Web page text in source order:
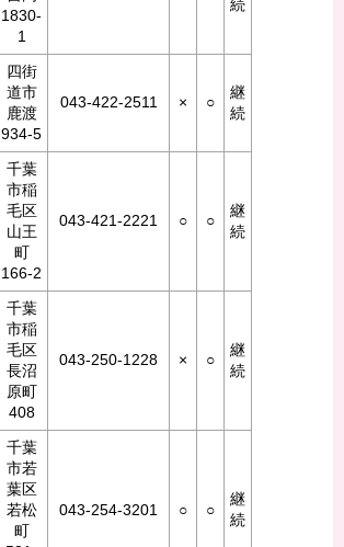
1830-
1
続
四街
道市
鹿渡
934-5
043-422-2511 × ○
継
続
千葉
市稲
毛区
山王
町
166-2
043-421-2221 ○ ○
継
続
千葉
市稲
毛区
長沼
原町
408
043-250-1228 × ○
継
続
千葉
市若
葉区
若松
町
043-254-3201 ○ ○
継
続